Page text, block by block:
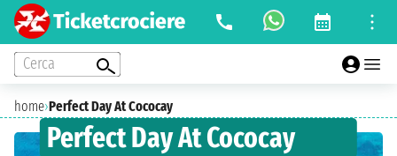
Cerca
home›Perfect Day At Cococay
Perfect Day At Cococay